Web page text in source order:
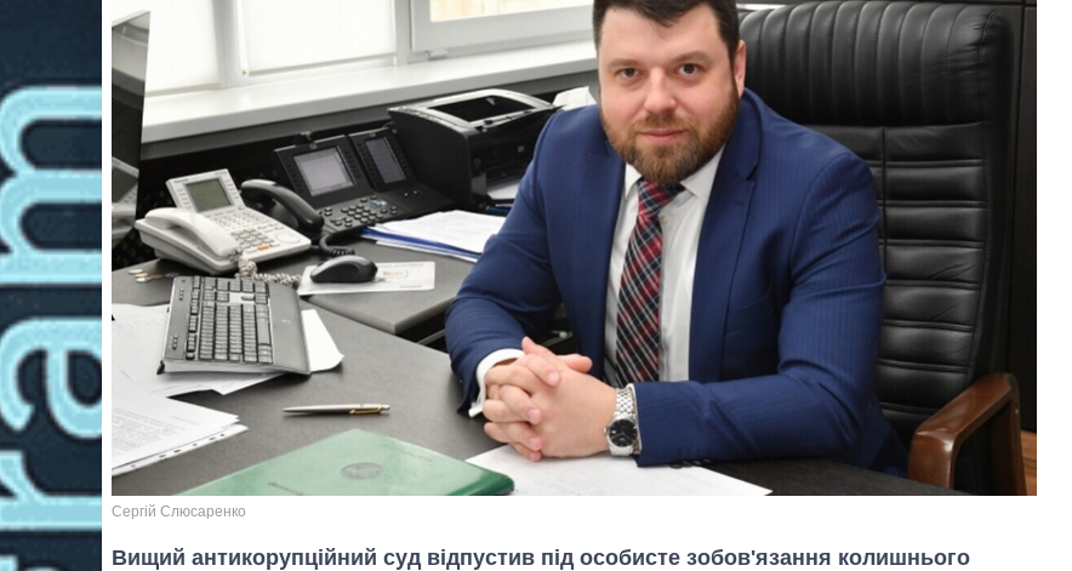
Сергій Слюсаренко
Вищий антикорупційний суд відпустив під особисте зобов'язання колишнього